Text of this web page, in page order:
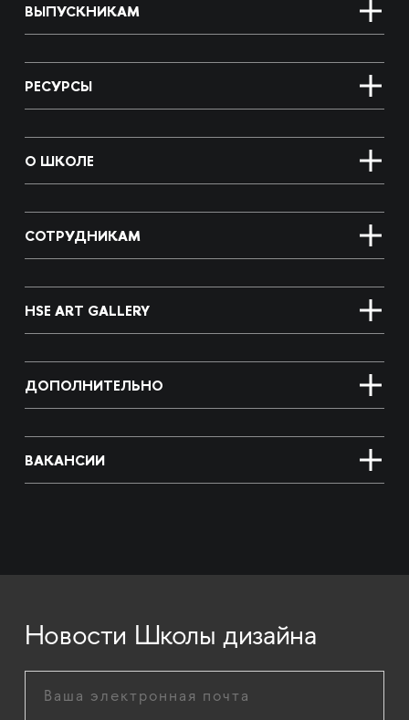
ВЫПУСКНИКАМ
РЕСУРСЫ
О ШКОЛЕ
СОТРУДНИКАМ
HSE ART GALLERY
ДОПОЛНИТЕЛЬНО
ВАКАНСИИ
Новости Школы дизайна